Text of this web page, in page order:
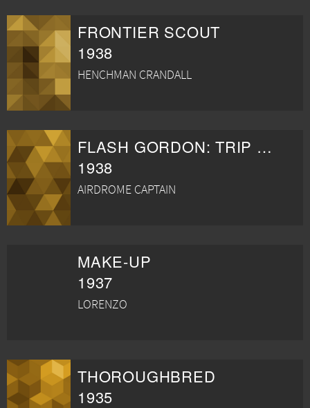
FRONTIER SCOUT
1938
HENCHMAN CRANDALL
FLASH GORDON: TRIP TO MARS
1938
AIRDROME CAPTAIN
MAKE-UP
1937
LORENZO
THOROUGHBRED
1935